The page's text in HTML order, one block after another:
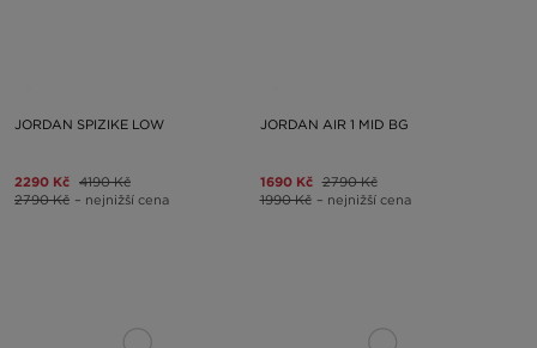
JORDAN SPIZIKE LOW
2290 Kč 4190 Kč
2790 Kč – nejnižší cena
JORDAN AIR 1 MID BG
1690 Kč 2790 Kč
1990 Kč – nejnižší cena